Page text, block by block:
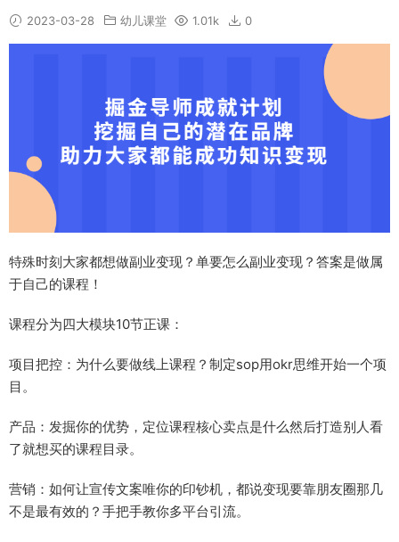
2023-03-28 幼儿课堂 1.01k 0
特殊时刻大家都想做副业变现？单要怎么副业变现？答案是做属
于自己的课程！
课程分为四大模块10节正课：
项目把控：为什么要做线上课程？制定sop用okr思维开始一个项
目。
产品：发掘你的优势，定位课程核心卖点是什么然后打造别人看
了就想买的课程目录。
营销：如何让宣传文案唯你的印钞机，都说变现要靠朋友圈那几
不是最有效的？手把手教你多平台引流。